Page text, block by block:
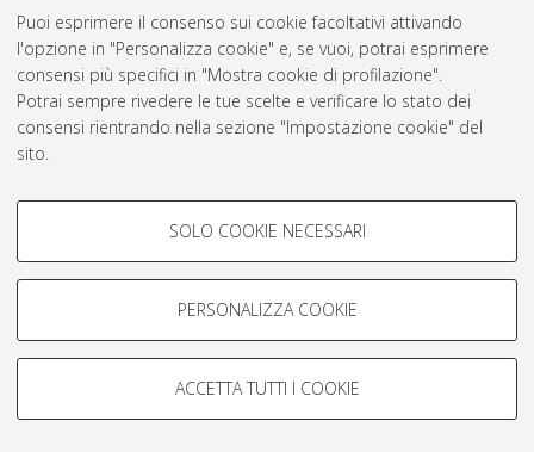
Puoi esprimere il consenso sui cookie facoltativi attivando
l'opzione in "Personalizza cookie" e, se vuoi, potrai esprimere
consensi più specifici in "Mostra cookie di profilazione".
Potrai sempre rivedere le tue scelte e verificare lo stato dei
consensi rientrando nella sezione "Impostazione cookie" del
sito.
COOKIE DI PROFILAZIONE -
Si tratta di cookie utilizzati per analizzare le caratteristiche della
navigazione degli utenti, creare profili in base al loro comportamento
Mostra cookie di profilazione
COOKIE TECNICI - NECESSARI
SOLO COOKIE NECESSARI
PERSONALIZZA COOKIE
ACCETTA TUTTI I COOKIE
AMS Laurea
Servizio implementato e gestito da AlmaDL
Condizioni d’uso del sito